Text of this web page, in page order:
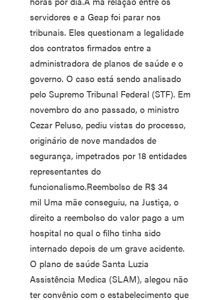
servidores e a Geap foi parar nos
tribunais. Eles questionam a legalidade
dos contratos firmados entre a
administradora de planos de saúde e o
governo. O caso está sendo analisado
pelo Supremo Tribunal Federal (STF). Em
novembro do ano passado, o ministro
Cezar Peluso, pediu vistas do processo,
originário de nove mandados de
segurança, impetrados por 18 entidades
representantes do
funcionalismo.Reembolso de R$ 34
mil Uma mãe conseguiu, na Justiça, o
direito a reembolso do valor pago a um
hospital no qual o filho tinha sido
internado depois de um grave acidente.
O plano de saúde Santa Luzia
Assistência Medica (SLAM), alegou não
ter convênio com o estabelecimento que